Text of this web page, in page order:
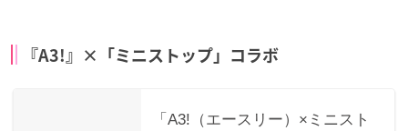
『A3!』×「ミニストップ」コラボ